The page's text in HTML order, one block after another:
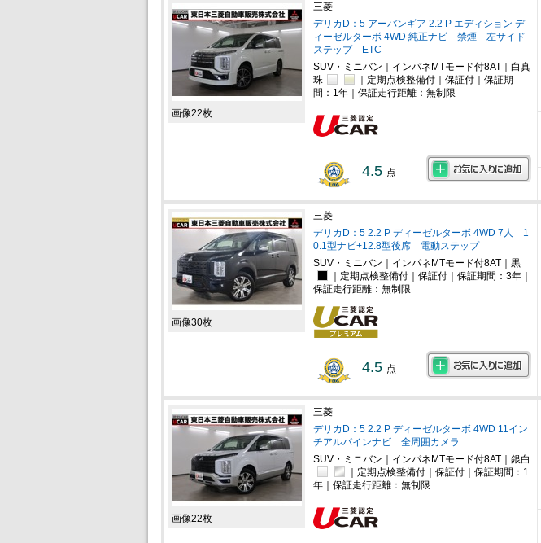
画像22枚
三菱
デリカD：5 アーバンギア 2.2 P エディション デ
ィーゼルターボ 4WD 純正ナビ 禁煙 左サイド
ステップ ETC
SUV・ミニバン｜インパネMTモード付8AT｜白真
珠
｜定期点検整備付｜保証付｜保証期
間：1年｜保証走行距離：無制限
4.5 点
画像30枚
三菱
デリカD：5 2.2 P ディーゼルターボ 4WD 7人 1
0.1型ナビ+12.8型後席 電動ステップ
SUV・ミニバン｜インパネMTモード付8AT｜黒
｜定期点検整備付｜保証付｜保証期間：3年｜
保証走行距離：無制限
4.5 点
画像22枚
三菱
デリカD：5 2.2 P ディーゼルターボ 4WD 11イン
チアルパインナビ 全周囲カメラ
SUV・ミニバン｜インパネMTモード付8AT｜銀白
｜定期点検整備付｜保証付｜保証期間：1
年｜保証走行距離：無制限